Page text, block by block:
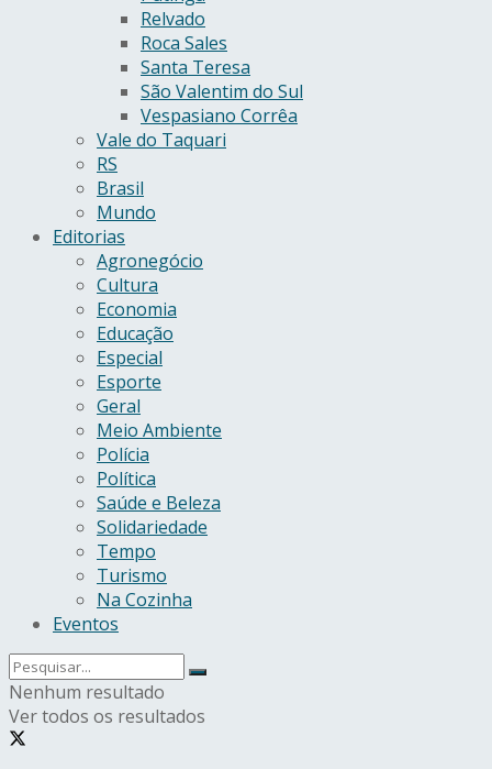
Relvado
Roca Sales
Santa Teresa
São Valentim do Sul
Vespasiano Corrêa
Vale do Taquari
RS
Brasil
Mundo
Editorias
Agronegócio
Cultura
Economia
Educação
Especial
Esporte
Geral
Meio Ambiente
Polícia
Política
Saúde e Beleza
Solidariedade
Tempo
Turismo
Na Cozinha
Eventos
Nenhum resultado
Ver todos os resultados